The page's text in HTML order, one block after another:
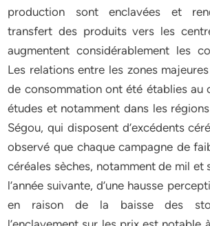
production sont enclavées et
transfert des produits vers les
augmentent considérablement les
Les relations entre les zones
de consommation ont été établies au
études et notamment dans les
Ségou, qui disposent d’excédents
observé que chaque campagne de
céréales sèches, notamment de mil et
l’année suivante, d’une hausse
en raison de la baisse des